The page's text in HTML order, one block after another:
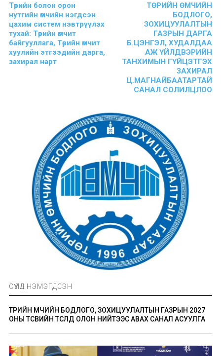
Төрийн болон орон
нутгийн өмчийн нэгдсэн
цахим систем нэвтрүүлэх
тухай: Төрийн өмчит
байгууллага, Төрийн өмчит
хуулийн этгээдийн дарга,
захирал нарт
ТӨРИЙН ӨМЧИЙН
БОДЛОГО,
ЗОХИЦУУЛАЛТЫН
ГАЗРЫН ДАРГА
Б.ЦЭНГЭЛ, ХУДАЛДАА
АЖ ҮЙЛДВЭРИЙН
ТАНХИМЫН ГҮЙЦЭТГЭХ
ЗАХИРАЛ
Ц.МАГНАЙБААТАРТАЙ
САНАЛ СОЛИЛЦЛОО
СҮҮЛД НЭМЭГДСЭН
ТӨРИЙН ӨМЧИЙН БОДЛОГО, ЗОХИЦУУЛАЛТЫН ГАЗРЫН 2027
ОНЫ ТӨСВИЙН ТӨСӨЛД ОЛОН НИЙТЭЭС АВАХ САНАЛ АСУУЛГА